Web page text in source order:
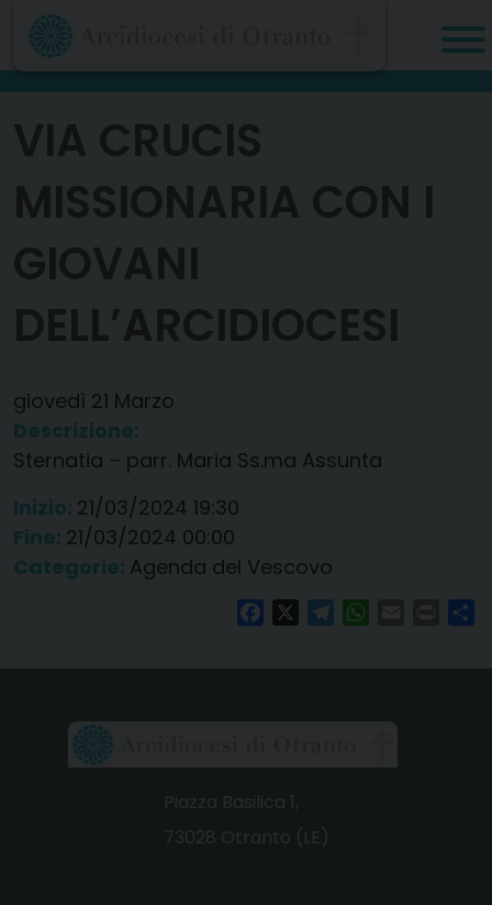
Skip
content
VIA CRUCIS
MISSIONARIA CON I
GIOVANI
DELL’ARCIDIOCESI
giovedì 21 Marzo
Descrizione:
Sternatia – parr. Maria Ss.ma Assunta
Inizio: 21/03/2024 19:30
Fine: 21/03/2024 00:00
Categorie: Agenda del Vescovo
FacebookTelegramWhatsAppPrint